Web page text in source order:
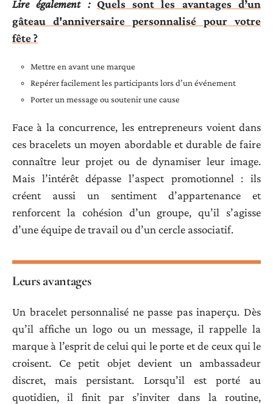
Lire également : Quels sont les avantages d’un
gâteau d'anniversaire personnalisé pour votre
fête ?
Mettre en avant une marque
Repérer facilement les participants lors d’un événement
Porter un message ou soutenir une cause
Face à la concurrence, les entrepreneurs voient dans
ces bracelets un moyen abordable et durable de faire
connaître leur projet ou de dynamiser leur image.
Mais l’intérêt dépasse l’aspect promotionnel : ils
créent aussi un sentiment d’appartenance et
renforcent la cohésion d’un groupe, qu’il s’agisse
d’une équipe de travail ou d’un cercle associatif.
Leurs avantages
Un bracelet personnalisé ne passe pas inaperçu. Dès
qu’il affiche un logo ou un message, il rappelle la
marque à l’esprit de celui qui le porte et de ceux qui le
croisent. Ce petit objet devient un ambassadeur
discret, mais persistant. Lorsqu’il est porté au
quotidien, il finit par s’inviter dans la routine,